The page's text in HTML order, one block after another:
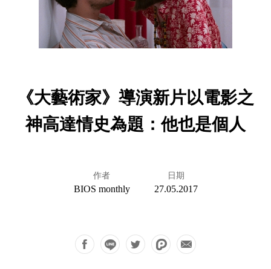
《大藝術家》導演新片以電影之
神高達情史為題：他也是個人
作者
BIOS monthly
日期
27.05.2017